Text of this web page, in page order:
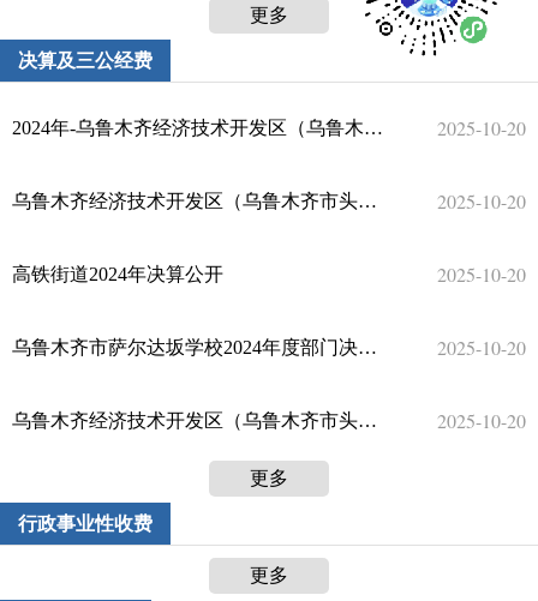
更多
决算及三公经费
2024年-乌鲁木齐经济技术开发区（乌鲁木齐市头屯河区）嵩山街街道办事处-部门决算 2025-10-20
乌鲁木齐经济技术开发区（乌鲁木齐市头屯河区）城市管理局2024年部门决算公开 2025-10-20
高铁街道2024年决算公开 2025-10-20
乌鲁木齐市萨尔达坂学校2024年度部门决算公开 2025-10-20
乌鲁木齐经济技术开发区（乌鲁木齐市头屯河区）白鸟湖片区管理委员会2024年度部门决算公开 2025-10-20
更多
行政事业性收费
更多